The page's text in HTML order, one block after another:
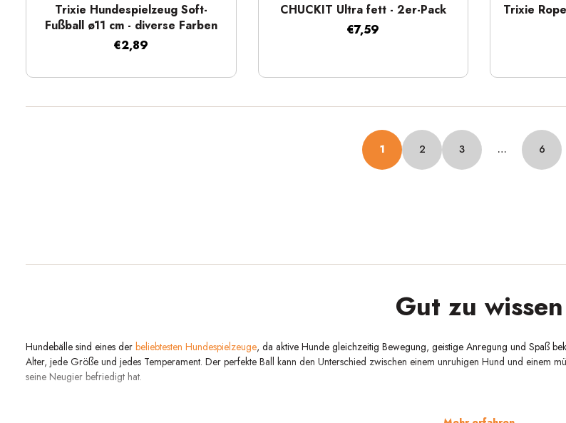
Trixie Hundespielzeug Soft-
Fußball ø11 cm - diverse Farben
€2,89
CHUCKIT Ultra fett - 2er-Pack
€7,59
Trixie
1 2 3 … 6
Gut zu wissen
Hundebälle sind eines der beliebtesten Hundespielzeuge, da aktive Hunde gleichzeitig Bewegung, geistige Anregung und Spaß
Alter, jede Größe und jedes Temperament. Der perfekte Ball kann den Unterschied zwischen einem unruhigen Hund und einem
seine Neugier befriedigt hat.